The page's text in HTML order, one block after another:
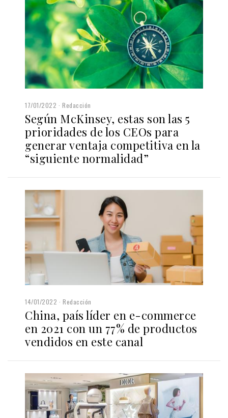
17/01/2022 Redacción
Según McKinsey, estas son las 5
prioridades de los CEOs para
generar ventaja competitiva en la
“siguiente normalidad”
14/01/2022 Redacción
China, país líder en e-commerce
en 2021 con un 77% de productos
vendidos en este canal